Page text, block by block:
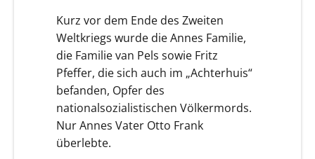
Kurz vor dem Ende des Zweiten
Weltkriegs wurde die Annes Familie,
die Familie van Pels sowie Fritz
Pfeffer, die sich auch im „Achterhuis“
befanden, Opfer des
nationalsozialistischen Völkermords.
Nur Annes Vater Otto Frank
überlebte.